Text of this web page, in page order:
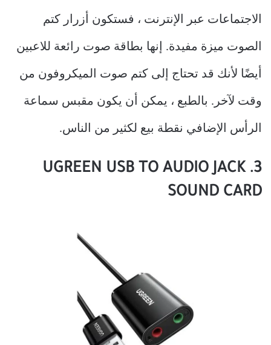
الاجتماعات عبر الإنترنت ، فستكون أزرار كتم
الصوت ميزة مفيدة. إنها بطاقة صوت رائعة للاعبين
أيضًا لأنك قد تحتاج إلى كتم صوت الميكروفون من
وقت لآخر. بالطبع ، يمكن أن يكون مقبس سماعة
الرأس الإضافي نقطة بيع لكثير من الناس.
3. UGREEN USB TO AUDIO JACK
SOUND CARD